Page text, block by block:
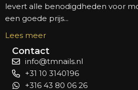
levert alle benodigdheden voor
een goede prijs...
Lees meer
Contact
info@tmnails.nl
+31 10 3140196
+316 43 80 06 26